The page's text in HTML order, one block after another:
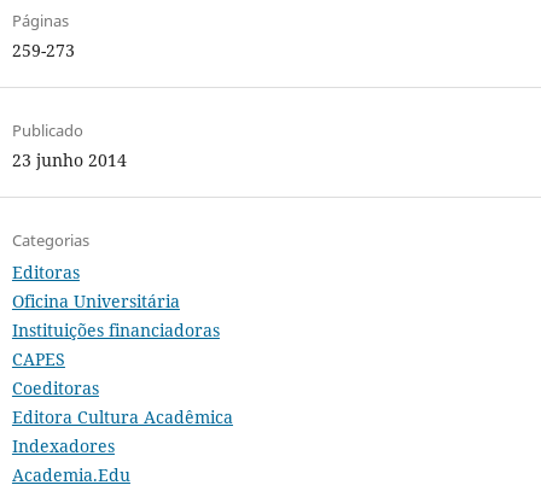
Páginas
259-273
Publicado
23 junho 2014
Categorias
Editoras
Oficina Universitária
Instituições financiadoras
CAPES
Coeditoras
Editora Cultura Acadêmica
Indexadores
Academia.Edu